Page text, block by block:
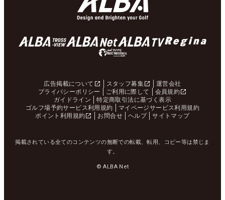
広告掲載について スタッフ募集
運営会社
プライバシーポリシー
ご利用に際して
会員規約
ガイドライン
特定商取引法に基づく表示
ゴルフ場予約サービス利用規約
マイページサービス利用規約
ポイント利用規約
お問合せ ヘルプ サイトマップ
掲載されている全てのコンテンツの無断での転載、転用、コピー等は禁じま
す。
© ALBA Net